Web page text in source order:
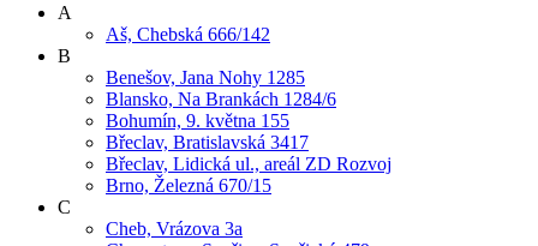
A
Aš, Chebská 666/142
B
Benešov, Jana Nohy 1285
Blansko, Na Brankách 1284/6
Bohumín, 9. května 155
Břeclav, Bratislavská 3417
Břeclav, Lidická ul., areál ZD Rozvoj
Brno, Železná 670/15
C
Cheb, Vrázova 3a